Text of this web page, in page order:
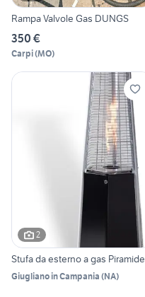
Rampa Valvole Gas DUNGS
350 €
Carpi(MO)
2
Stufa da esterno a gas Piramide
Giugliano in Campania (NA)